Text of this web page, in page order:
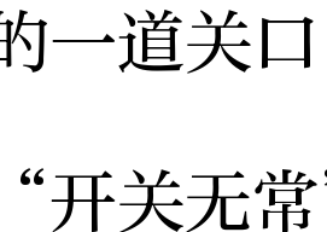
一道关
无常”